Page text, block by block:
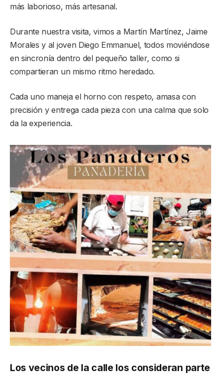
más laborioso, más artesanal.
Durante nuestra visita, vimos a Martín Martínez, Jaime
Morales y al joven Diego Emmanuel, todos moviéndose
en sincronía dentro del pequeño taller, como si
compartieran un mismo ritmo heredado.
Cada uno maneja el horno con respeto, amasa con
precisión y entrega cada pieza con una calma que solo
da la experiencia.
Los vecinos de la calle los consideran parte